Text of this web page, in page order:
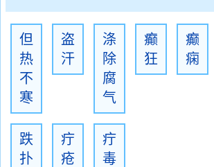
但
热
不
寒
盗
汗
涤
除
腐
气
癫
狂
癫
痫
跌
扑
疔
疮
疔
毒